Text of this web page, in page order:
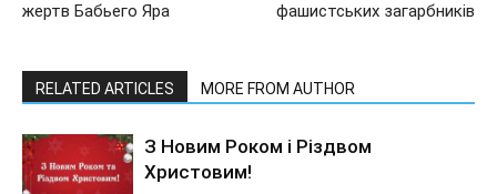
жертв Бабьего Яра
фашистських загарбників
RELATED ARTICLES MORE FROM AUTHOR
З Новим Роком і Різдвом
Христовим!